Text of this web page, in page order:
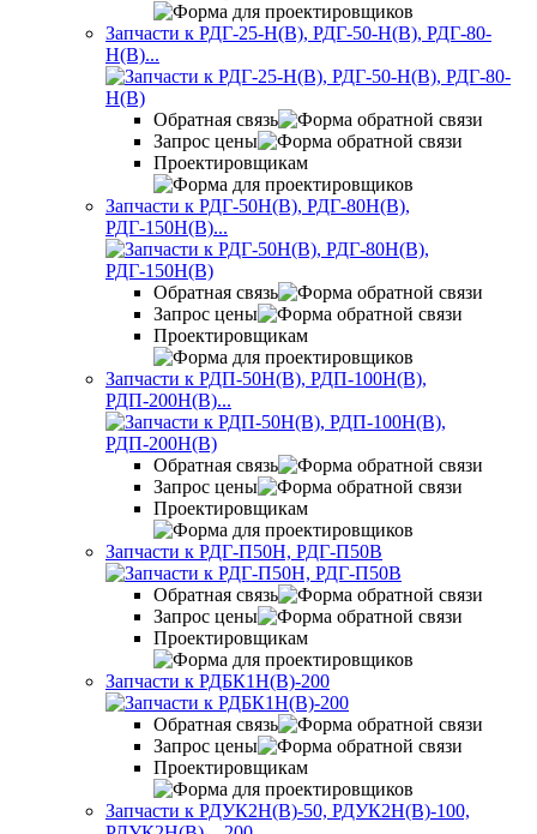
Запчасти к РДГ-25-Н(В), РДГ-50-Н(В), РДГ-80-
Н(В)...
Обратная связь
Запрос цены
Проектировщикам
Запчасти к РДГ-50Н(В), РДГ-80Н(В),
РДГ-150Н(В)...
Обратная связь
Запрос цены
Проектировщикам
Запчасти к РДП-50Н(В), РДП-100Н(В),
РДП-200Н(В)...
Обратная связь
Запрос цены
Проектировщикам
Запчасти к РДГ-П50Н, РДГ-П50В
Обратная связь
Запрос цены
Проектировщикам
Запчасти к РДБК1Н(В)-200
Обратная связь
Запрос цены
Проектировщикам
Запчасти к РДУК2Н(В)-50, РДУК2Н(В)-100,